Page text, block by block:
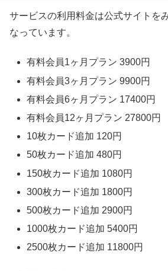
サービスの利用料金は公式サイトを
なっています。
有料会員1ヶ月プラン 3900円
有料会員3ヶ月プラン 9900円
有料会員6ヶ月プラン 17400円
有料会員12ヶ月プラン 27800円
10枚カード追加 120円
50枚カード追加 480円
150枚カード追加 1080円
300枚カード追加 1800円
500枚カード追加 2900円
1000枚カード追加 5400円
2500枚カード追加 11800円